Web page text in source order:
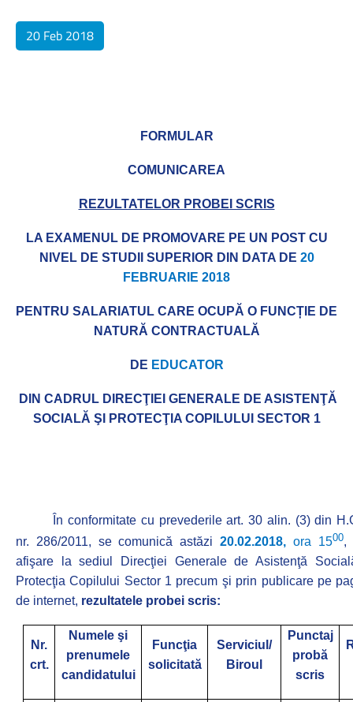
20 Feb 2018
FORMULAR
COMUNICAREA
REZULTATELOR PROBEI SCRIS
LA EXAMENUL DE PROMOVARE PE UN POST CU
NIVEL DE STUDII SUPERIOR DIN DATA DE 20
FEBRUARIE 2018
PENTRU SALARIATUL CARE OCUPĂ O FUNCȚIE DE
NATURĂ CONTRACTUALĂ
DE EDUCATOR
DIN CAD RUL DIRECŢIEI GENERALE DE ASISTENŢĂ
SOCIALĂ ŞI PROTECŢIA COPILULUI SECTOR 1
În conformitate cu prevederile art. 30 alin. (3) din
nr. 286/2011, se comunică astăzi 20.02.2018, ora 1500,
afişare la sediul Direcţiei Generale de Asistenţă
Protecţia Copilului Sector 1 precum şi prin publicare pe
de internet, rezultatele probei scris:
Nr.
crt.
Numele şi
prenumele
candidatului
Funcţia
solicitată
Serviciul/
Biroul
Punctaj
probă
scris